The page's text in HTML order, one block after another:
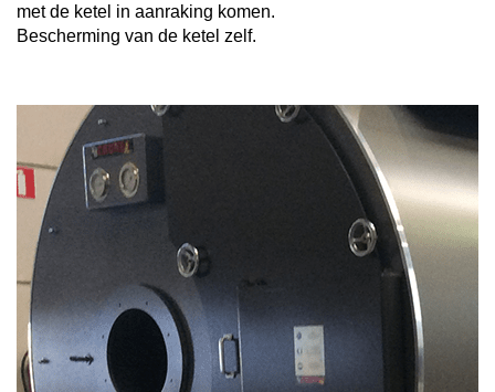
met de ketel in aanraking komen.
Bescherming van de ketel zelf.